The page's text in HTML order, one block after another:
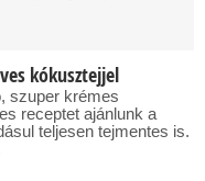
kókusztejjel
szuper krémes
receptet ajánlunk a
teljesen tejmentes is.